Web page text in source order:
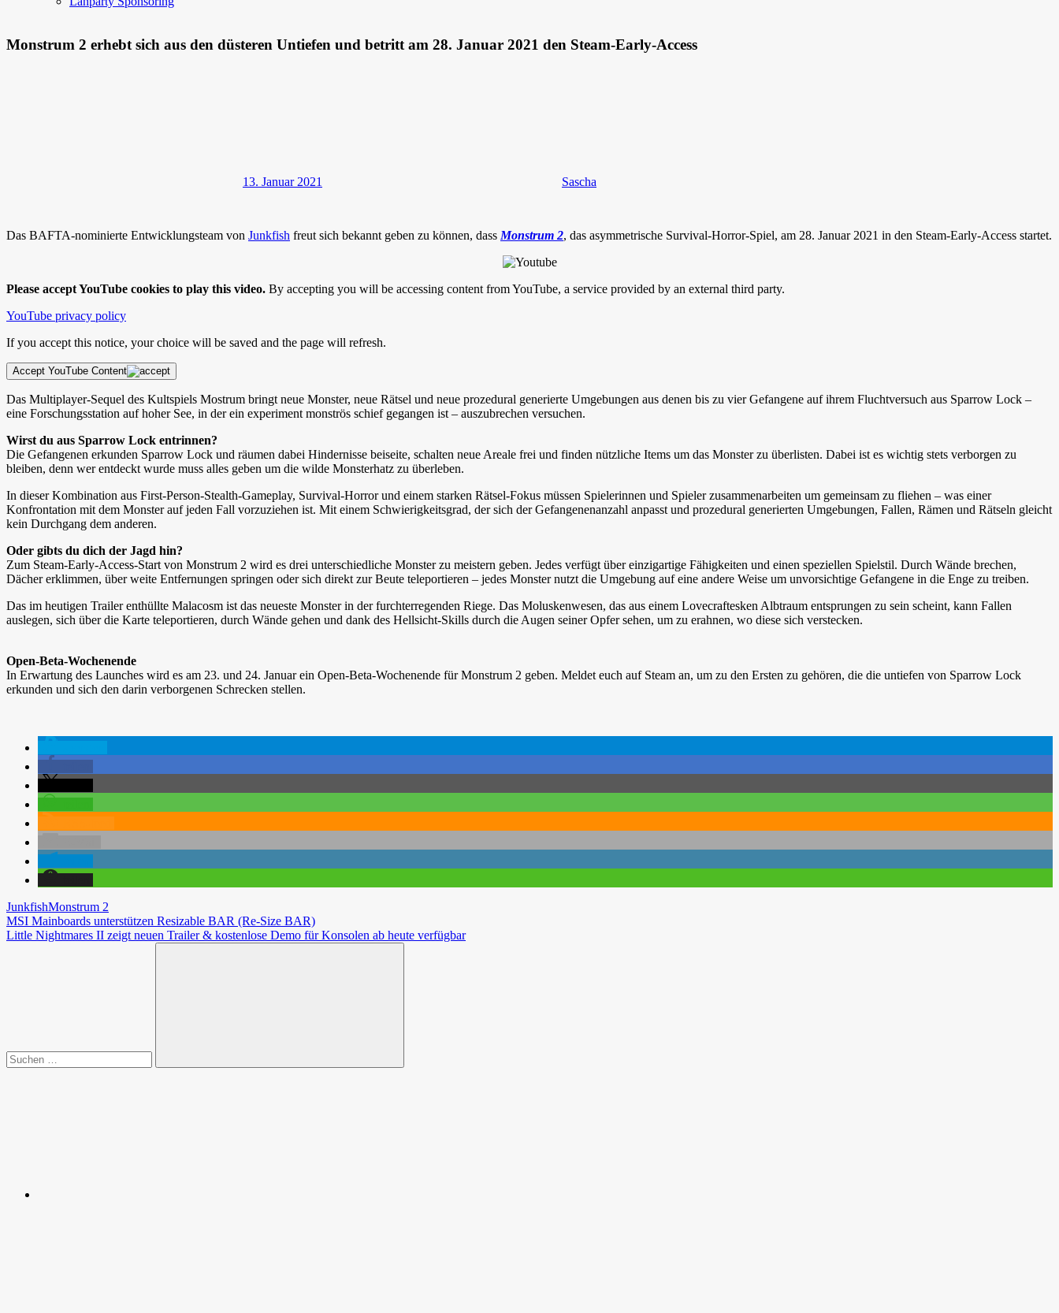
Monstrum 2 erhebt sich aus den düsteren Untiefen und betritt am 28. Januar 2021 den Steam-Early-Access
13. Januar 2021 Sascha
Das BAFTA-nominierte Entwicklungsteam von Junkfish freut sich bekannt geben zu können, dassMonstrum 2, das asymmetrische Survival-Horror-Spiel, am 28. Januar 2021 in den Steam-Early-Access startet.
Please accept YouTube cookies to play this video. By accepting you will be accessing content from YouTube, a service provided by an external third party.
YouTube privacy policy
If you accept this notice, your choice will be saved and the page will refresh.
Accept YouTube Content
Das Multiplayer-Sequel des Kultspiels Mostrum bringt neue Monster, neue Rätsel und neue prozedural generierte Umgebungen aus denen bis zu vier Gefangene auf ihrem Fluchtversuch aus Sparrow Lock –
eine Forschungsstation auf hoher See, in der ein experiment monströs schief gegangen ist – auszubrechen versuchen.
Wirst du aus Sparrow Lock entrinnen?
Die Gefangenen erkunden Sparrow Lock und räumen dabei Hindernisse beiseite, schalten neue Areale frei und finden nützliche Items um das Monster zu überlisten. Dabei ist es wichtig stets verborgen zu
bleiben, denn wer entdeckt wurde muss alles geben um die wilde Monsterhatz zu überleben.
In dieser Kombination aus First-Person-Stealth-Gameplay, Survival-Horror und einem starken Rätsel-Fokus müssen Spielerinnen und Spieler zusammenarbeiten um gemeinsam zu fliehen – was einer
Konfrontation mit dem Monster auf jeden Fall vorzuziehen ist. Mit einem Schwierigkeitsgrad, der sich der Gefangenenanzahl anpasst und prozedural generierten Umgebungen, Fallen, Rämen und Rätseln gleicht
kein Durchgang dem anderen.
Oder gibts du dich der Jagd hin?
Zum Steam-Early-Access-Start von Monstrum 2 wird es drei unterschiedliche Monster zu meistern geben. Jedes verfügt über einzigartige Fähigkeiten und einen speziellen Spielstil. Durch Wände brechen,
Dächer erklimmen, über weite Entfernungen springen oder sich direkt zur Beute teleportieren – jedes Monster nutzt die Umgebung auf eine andere Weise um unvorsichtige Gefangene in die Enge zu treiben.
Das im heutigen Trailer enthüllte Malacosm ist das neueste Monster in der furchterregenden Riege. Das Moluskenwesen, das aus einem Lovecraftesken Albtraum entsprungen zu sein scheint, kann Fallen
auslegen, sich über die Karte teleportieren, durch Wände gehen und dank des Hellsicht-Skills durch die Augen seiner Opfer sehen, um zu erahnen, wo diese sich verstecken.
Open-Beta-Wochenende
In Erwartung des Launches wird es am 23. und 24. Januar ein Open-Beta-Wochenende für Monstrum 2 geben. Meldet euch auf Steam an, um zu den Ersten zu gehören, die die untiefen von Sparrow Lock
erkunden und sich den darin verborgenen Schrecken stellen.
JunkfishMonstrum 2
Beitragsnavigation
Vorheriger
Beitrag:
MSI Mainboards unterstützen Resizable BAR (Re-Size BAR)
Nächster
Little Nightmares II zeigt neuen Trailer & kostenlose Demo für Konsolen ab heute verfügbar
Suchen